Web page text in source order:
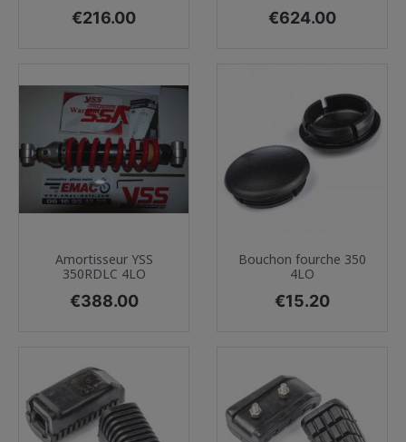
Price
€216.00 Price
€624.00
Amortisseur YSS
350RDLC 4LO
Price
€388.00
Bouchon fourche 350
4LO
Price
€15.20